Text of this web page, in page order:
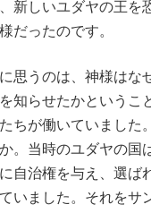
新しいユダヤの王を
だったのです。
思うのは、神様はな
知らせたかというこ
ちが働いていまし
。当時のユダヤの国
自治権を与え、選ば
いました。それをサ